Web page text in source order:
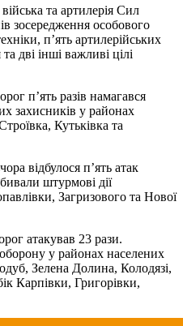
та артилерія Сил
зосередження особового
п’ять артилерійських
дві інші важливі цілі
п’ять разів намагався
захисників у районах
Кутьківка та
відбулося п’ять атак
штурмові дії
Загризового та Нової
атакував 23 рази.
у районах населених
Зелена Долина, Колодязі,
Карпівки, Григорівки,